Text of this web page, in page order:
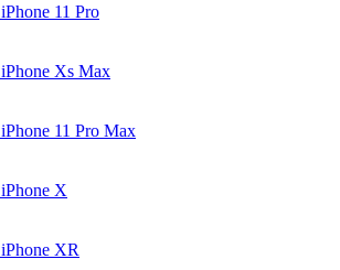
iPhone 11 Pro
iPhone Xs Max
iPhone 11 Pro Max
iPhone X
iPhone XR